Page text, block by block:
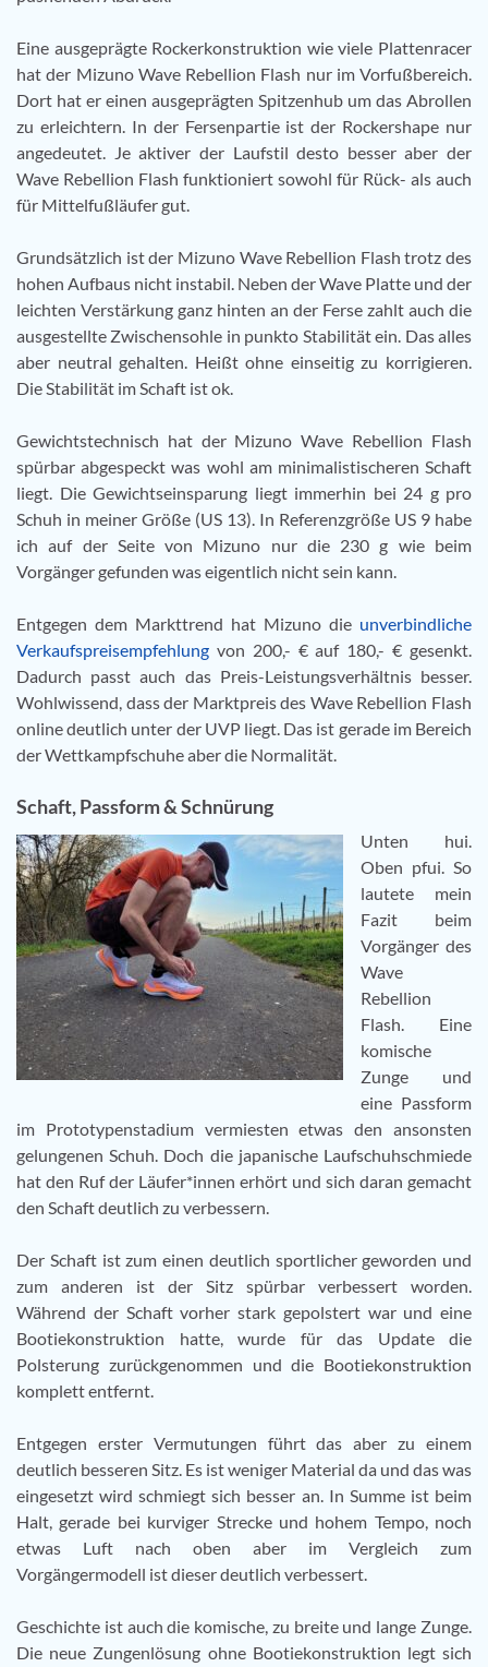
Eine ausgeprägte Rockerkonstruktion wie viele Plattenracer
hat der Mizuno Wave Rebellion Flash nur im Vorfußbereich.
Dort hat er einen ausgeprägten Spitzenhub um das Abrollen
zu erleichtern. In der Fersenpartie ist der Rockershape nur
angedeutet. Je aktiver der Laufstil desto besser aber der
Wave Rebellion Flash funktioniert sowohl für Rück- als auch
für Mittelfußläufer gut.
Grundsätzlich ist der Mizuno Wave Rebellion Flash trotz des
hohen Aufbaus nicht instabil. Neben der Wave Platte und der
leichten Verstärkung ganz hinten an der Ferse zahlt auch die
ausgestellte Zwischensohle in punkto Stabilität ein. Das alles
aber neutral gehalten. Heißt ohne einseitig zu korrigieren.
Die Stabilität im Schaft ist ok.
Gewichtstechnisch hat der Mizuno Wave Rebellion Flash
spürbar abgespeckt was wohl am minimalistischeren Schaft
liegt. Die Gewichtseinsparung liegt immerhin bei 24 g pro
Schuh in meiner Größe (US 13). In Referenzgröße US 9 habe
ich auf der Seite von Mizuno nur die 230 g wie beim
Vorgänger gefunden was eigentlich nicht sein kann.
Entgegen dem Markttrend hat Mizuno die unverbindliche
Verkaufspreisempfehlung von 200,- € auf 180,- € gesenkt.
Dadurch passt auch das Preis-Leistungsverhältnis besser.
Wohlwissend, dass der Marktpreis des Wave Rebellion Flash
online deutlich unter der UVP liegt. Das ist gerade im Bereich
der Wettkampfschuhe aber die Normalität.
Schaft, Passform & Schnürung
Unten hui.
Oben pfui. So
lautete mein
Fazit beim
Vorgänger des
Wave
Rebellion
Flash. Eine
komische
Zunge und
eine Passform
im Prototypenstadium vermiesten etwas den ansonsten
gelungenen Schuh. Doch die japanische Laufschuhschmiede
hat den Ruf der Läufer*innen erhört und sich daran gemacht
den Schaft deutlich zu verbessern.
Der Schaft ist zum einen deutlich sportlicher geworden und
zum anderen ist der Sitz spürbar verbessert worden.
Während der Schaft vorher stark gepolstert war und eine
Bootiekonstruktion hatte, wurde für das Update die
Polsterung zurückgenommen und die Bootiekonstruktion
komplett entfernt.
Entgegen erster Vermutungen führt das aber zu einem
deutlich besseren Sitz. Es ist weniger Material da und das was
eingesetzt wird schmiegt sich besser an. In Summe ist beim
Halt, gerade bei kurviger Strecke und hohem Tempo, noch
etwas Luft nach oben aber im Vergleich zum
Vorgängermodell ist dieser deutlich verbessert.
Geschichte ist auch die komische, zu breite und lange Zunge.
Die neue Zungenlösung ohne Bootiekonstruktion legt sich